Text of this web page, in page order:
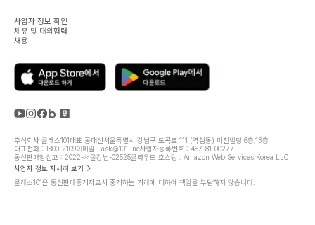
사업자 정보 확인
제휴 및 대외협력
채용
주식회사 클래스101대표 공대선서울특별시 강남구 도곡로 111 (역삼동) 미진빌딩 6층,13층
대표전화 : 1800-2109이메일 : ask@101.inc사업자등록번호 : 457-81-00277
통신판매업신고 : 2022-서울강남-02525클라우드 호스팅 : Amazon Web Services Korea LLC
사업자 정보 자세히 보기
클래스101은 통신판매중개자로서 중개하는 거래에 대하여 책임을 부담하지 않습니다.